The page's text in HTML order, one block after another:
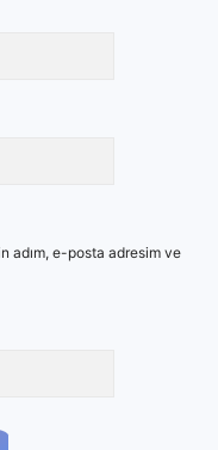
adım, e-posta adresim ve